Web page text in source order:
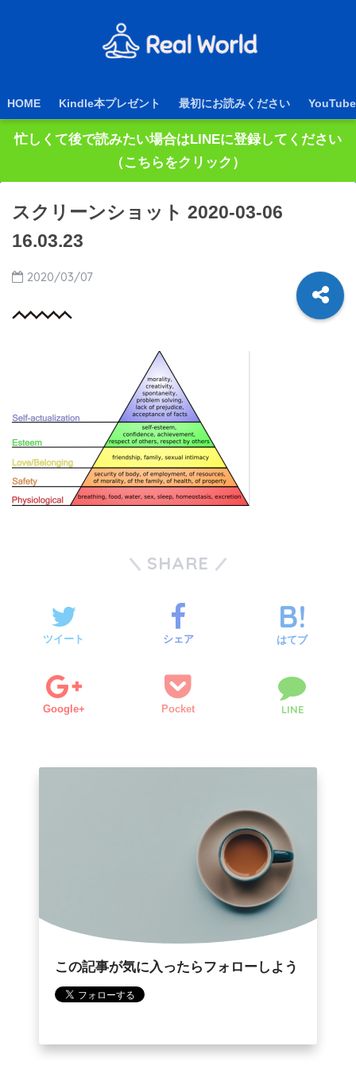
HOME Kindle本プレゼント 最初にお読みください YouTube
忙しくて後で読みたい場合はLINEに登録してください
（こちらをクリック）
スクリーンショット 2020-03-06
16.03.23
2020/03/07
SHARE
ツイート シェア はてブ
Google+ Pocket LINE
この記事が気に入ったらフォローしよう